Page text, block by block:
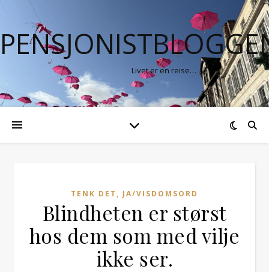
Livet er en reise…
TENK DET, JA/VISDOMSORD
Blindheten er størst
hos dem som med vilje
ikke ser.